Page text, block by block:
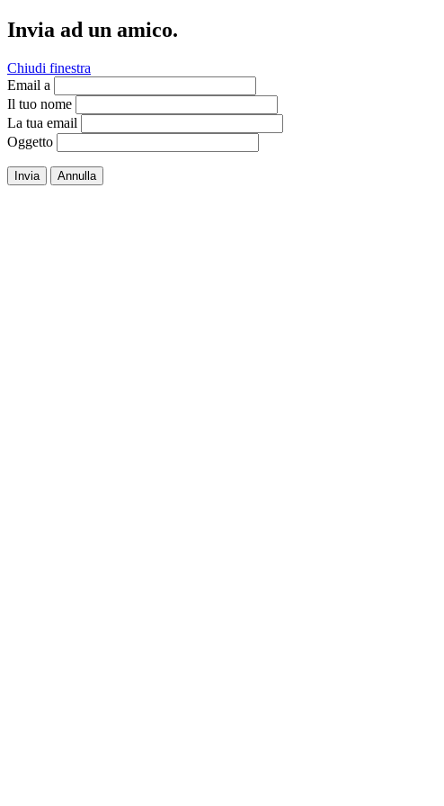
Invia ad un amico.
Chiudi finestra
Email a
Il tuo nome
La tua email
Oggetto
Invia Annulla